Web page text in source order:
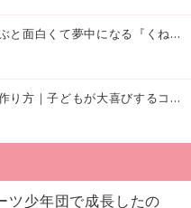
【簡単折り紙】つなげて遊ぶと面白くて夢中になる『くねくねへびさんの作り方』
【おうち縁日】千本引きの作り方｜子どもが大喜びするコツやアイデア♪
ツ少年団で成長したの